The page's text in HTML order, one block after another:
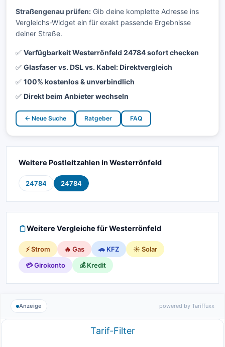
Straßengenau prüfen: Gib deine komplette Adresse ins
Vergleichs-Widget ein für exakt passende Ergebnisse
deiner Straße.
✅ Verfügbarkeit Westerrönfeld 24784 sofort checken
✅ Glasfaser vs. DSL vs. Kabel: Direktvergleich
✅ 100% kostenlos & unverbindlich
✅ Direkt beim Anbieter wechseln
← Neue Suche Ratgeber FAQ
Weitere Postleitzahlen in Westerrönfeld
24784 24784
Weitere Vergleiche für Westerrönfeld
⚡ Strom 🔥 Gas 🚗 KFZ
☀️ Solar
💳 Girokonto
💰 Kredit
Anzeige powered by Tariffuxx